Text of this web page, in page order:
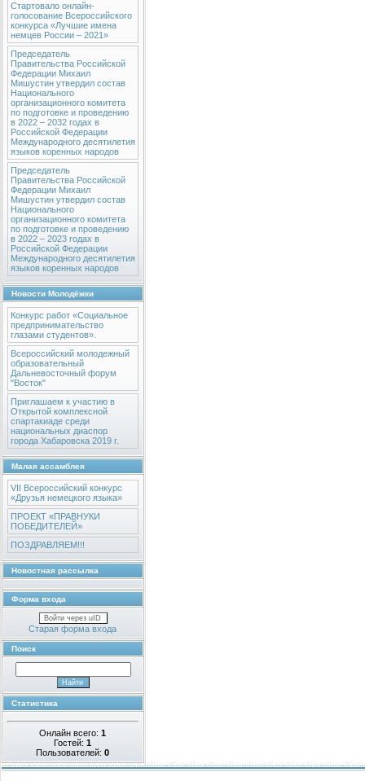
Стартовало онлайн-
голосование Всероссийского
конкурса «Лучшие имена
немцев России – 2021»
Председатель
Правительства Российской
Федерации Михаил
Мишустин утвердил состав
Национального
организационного комитета
по подготовке и проведению
в 2022 – 2032 годах в
Российской Федерации
Международного десятилетия
языков коренных народов
Председатель
Правительства Российской
Федерации Михаил
Мишустин утвердил состав
Национального
организационного комитета
по подготовке и проведению
в 2022 – 2023 годах в
Российской Федерации
Международного десятилетия
языков коренных народов
Новости Молодёжки
Конкурс работ «Социальное
предпринимательство
глазами студентов».
Всероссийский молодежный
образовательный
Дальневосточный форум
"Восток"
Приглашаем к участию в
Открытой комплексной
спартакиаде среди
национальных диаспор
города Хабаровска 2019 г.
Малая ассамблея
VII Всероссийский конкурс
«Друзья немецкого языка»
ПРОЕКТ «ПРАВНУКИ
ПОБЕДИТЕЛЕЙ»
ПОЗДРАВЛЯЕМ!!!
Новостная рассылка
Форма входа
Войти через uID
Старая форма входа
Поиск
Статистика
Онлайн всего:1
Гостей:1
Пользователей:0